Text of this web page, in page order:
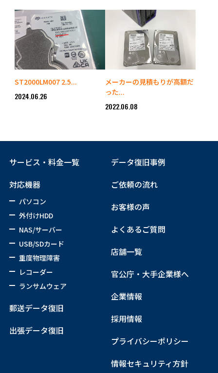
ST2000LM007 2.5...
2024.06.26
メーカーの見積もりが高額だ
った...
2022.06.08
サービス・料金一覧
対応機器
パソコン
外付けHDD
NAS/サーバー
USB/SDカード
重度物理障害
レコーダー
ランサムウェア
郵送データ復旧
出張データ復旧
データ復旧事例
ご依頼の流れ
お客様の声
よくあるご質問
店舗一覧
官公庁・大手企業様へ
企業情報
採用情報
プライバシーポリシー
情報セキュリティ方針